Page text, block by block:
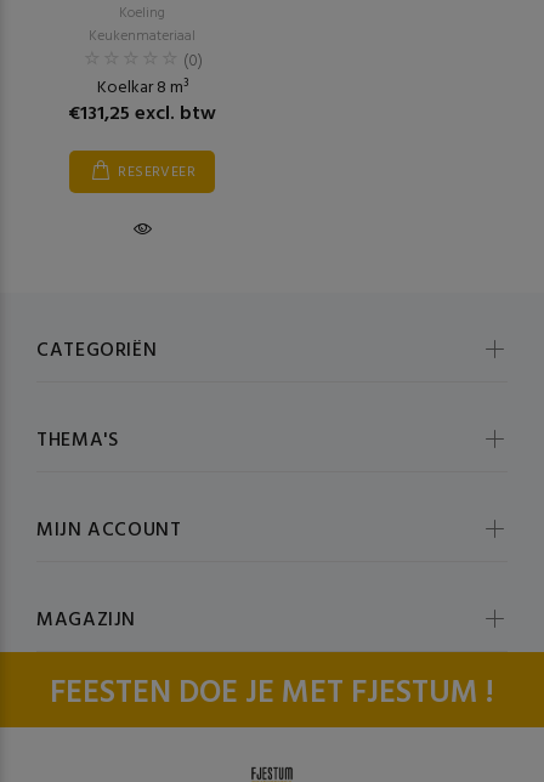
Koeling
Keukenmateriaal
(0)
Koelkar 8 m³
€131,25 excl. btw
RESERVEER
FEESTEN DOE JE MET FJESTUM !
CATEGORIËN
THEMA'S
MIJN ACCOUNT
MAGAZIJN